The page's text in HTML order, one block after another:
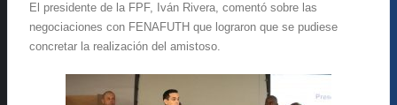
El presidente de la FPF, Iván Rivera, comentó sobre las
negociaciones con FENAFUTH que lograron que se pudiese
concretar la realización del amistoso.